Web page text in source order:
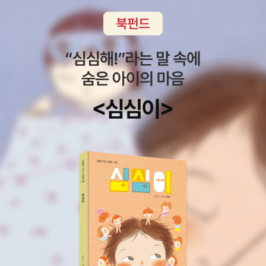
만 빠진 것일 수도 있다.14. 문예출판사 문예출판사에서도 5작품을
번역했다. 햄릿을 번역한 여석기 씨는 시공사에서도 햄릿을 번역했다
(시공사 본은 공동번역). 15. 동인 셰익스피어학회 총서 셰익스피어
학회에서 출간하는 셰익스피어 번역서. 지금까지 총 37권학회 차원
의 번역 프로젝트다 보니, 앞에서 언급한 역자들의 이름이 간혹 보인
다.16. 연극과인간 김현우 연극과인간이라는 희곡/연극 관련 저술을
전문으로 출간하는 출판사에서도 셰익스피어 작품을 번역했다. <햄
릿> 단 한 종뿐인 것이 아쉽긴 하지만, 공연 텍스로서의 성격이 강한
<제1사절판본>을 번역하였다. 역자인 이현우도 셰익스피어학회 부
회장 역임했고, 관련 저술을 발표했다. 위 동인 셰익스피어학회 총서
에서도 이름을 찾을 수 있다.희곡 전문 출판사에서 낸 셰익스피어라
는 것이 흥미로운 점 역자 이현우가 쓴 셰익스피어 관련 논서. 목차를
보니, 셰익스피어 작품 분석이 아니라 한국에서 셰익스피어가 어떻게
수용되어왔는지를 다룬 책인 듯하다. 17. 나남출판 이성일 역 미셸 푸
코 저술을 다수 번역하여 익숙할 수 있는 나남출판. 총 5권의 셰익스
치고 안달하다더 이상 소식 없는 불쌍한 배우이며소음, 광기 가득한
데 의미는 전혀 없는백치의 이야기다.-멕베스, 5막 5장, p459
'햄릿' 이라는 인물은 쉽게 이해하기 어렵다. 전에 읽었던
'아이스퀼로스 비극' 중 오레스테이아(오레스테스 이야기)에서 오레
스테스는 그의 모친 클뤼타이메스트라와 그녀의 정부가 부친 아가멤
논을 죽였음을 알 때 아무 망설임없이 복수를 감행한다. 그에 비해 햄
릿은 망설이고 고뇌한다. 오레스테스와 다르게 햄릿은 르네상스의 인
물이기 때문일까? 복수를 하는 자는 이유가 있고, 해야만 하는 당위
성이 있다. 하지만 아버지의 복수를 위해 어머니를 죽인 오레스테스
는 복수의 여신들에 의해 쫓기는 신세가 된다. '복수의 서사' 는 '고통
의 등가교환' 이라는 목표를 추구하는 서사이며 거의 실현 불가능한
그 목표를 추구하는 과정에서 서사가 어떻게 창조적으로 실패하는가
가 그 성패에 달려있다.-신형철, '슬픔을 공부하는 슬픔' 중에서 억울
하게 죽어 유령으로 나타난 선왕을 위해 햄릿은 아들로써 뭔가를 해
야 한다. 당연히 아버지를 위해 어서 나서야 하겠지만 햄릿은 자신의.
자신만의 존재에 대한 고민에 빠진다. 이러지도 저러지도 못하는 상
작품으로 승부수를 띄워야 될 것 같다. 9.동인여
기서 나오는 작품은 '한국셰익스피어학회 작품총서'로 나오는 책들이
다. 역자들도 물론 학회 구성원들일 것이다. 사후 400주년을 기념해
단행본도 나온 것 같은데 나중에 한번 그런 단행본들도 모아서 포스
팅 할 계획이다. 여기에도 낯선 작품이 많아 어지간한 마니아가 아니
고서는 범접이 불가능할 것 같다. 10. 을유문화사, 아름다운날
을유문화사는 1종이다가 4월 마지막주 <로미오와 줄리엣>이 출간돼
2종으로 늘었다. 아름다운날은 그리 유명하지는 않지만 심심찮게 판
매되는 셰익스피어 책이다. 소책자 버전도 따로 판매하고 있다. 이외
에 <4대비극>이 단행본으로 내는 곳은 많다. 다 소개할 수도 없거니
와 이정도로도 셰익스피어읽기에는 무리가 없다는 판단에서다. 아무
래도 현대영어 번역이 아니다 보니 이 영역은 전문가의 영역이 되어
버린 듯 하다. 하지만 어느 한 분이 주도하는 것이 아니라 출판사별로
특색이 있기 때문에 선택의 범위가 넓은 것은 참 다행스러운 일이라
고 생각한다. 한여름밤의 꿈을 꾸기 위해서라도 여름이 오기 전 대문
우에는 오셀로의 오해, 맥베스의 야망, 햄릿의 우유부단함처럼 그 자
신의 잘못이 문제이다. 모든 것이 자신의 어리석음과 판단착오에서
기인한 것임에도 큰딸을 무자비한 언어로 저주하는 아비의 모습도 추
하기 짝이 없다. “이 여자의 자궁에 불임증을 옮기고 / 생식 기관 다
말려 썩어빠진 그 몸에서 / 그녀를 존중해 줄 아이는 절대 아니/ 태어
나게 하소서.”(51) 리어왕의 비극과 나란히 전개되는 글로스터 백작
의 비극도 흥미롭다. 그는 서자(에드먼드)의 계략에 말려 적자(에드
거)를 쫓아내고 콘월 공작(리간의 남편)에게 두 눈마저 잃게 된다. 두
눈이 뽑히는 순간 비로소 진실을 보게(알게) 된다는 역설과 선량하지
만 어리석은 성격에 있어 글로스터는 리어왕(‘눈 뜬 장님’)의 변주이
다. 자식들의 경우에도 리어왕의 첫째 딸과 둘째 딸이 악의 전형인 것
과 비슷하게 에드먼드는 서자로서의 열등감을 악행으로 풀어낸다. 그
의 형제살해 욕망과 아비살해 욕망은 <리어왕>의 사건을 이끌어가는
동력이기도 하다. 미남인 그는 두 왕비(고너릴과 리간)를 동시에 유혹
하면서 이간질하고(결국 언니가 동생을 독살하고 자살한다) 코딜리
아를 사형에 처한다. 반면, 그의 형 에드거는 억울한 누명을 쓰고 쫓겨
회 <슬램덩크> . 프리미엄 완전판이라고 해서 이미 원판과 동일한 때
깔로 나와있다. 5회 <샬롯의 거미줄> 6회 <난 빨
강> 7회 <얼굴 빨개지는 아이>